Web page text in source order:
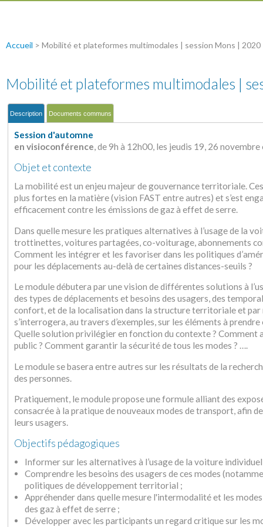
Accueil > Mobilité et plateformes multimodales | session Mons | 2020
Mobilité et plateformes multimodales |
Description Documents communs
Session d'automne
en visioconférence, de 9h à 12h00, les jeudis 19, 26
Objet et contexte
La mobilité est un enjeu majeur de gouvernance territoriale.
plus fortes en la matière (vision FAST entre autres) et s’est
efficacement contre les émissions de gaz à effet de serre.
Dans quelle mesure les pratiques alternatives à l’usage de la
trottinettes, voitures partagées, co-voiturage, abonnements
Comment les intégrer et les favoriser dans les politiques
pour les déplacements au-delà de certaines distances-seuils ?
Le module débutera par une vision de différentes solutions à
des types de déplacements et besoins des usagers, des
confort, et de la localisation dans la structure territoriale et par
s’interrogera, au travers d’exemples, sur les éléments à
Quelle solution privilégier en fonction du contexte ? Comment
public ? Comment garantir la sécurité de tous les modes ? ….
Le module se basera entre autres sur les résultats de la
des personnes.
Pratiquement, le module propose une formule alliant des
consacrée à la pratique de nouveaux modes de transport, afin
leurs usagers.
Objectifs pédagogiques
Informer sur les alternatives à l’usage de la voiture
Comprendre les besoins des usagers de ces modes
politiques de développement territorial ;
Appréhender dans quelle mesure l'intermodalité et les
des gaz à effet de serre ;
Développer avec les participants un regard critique sur les